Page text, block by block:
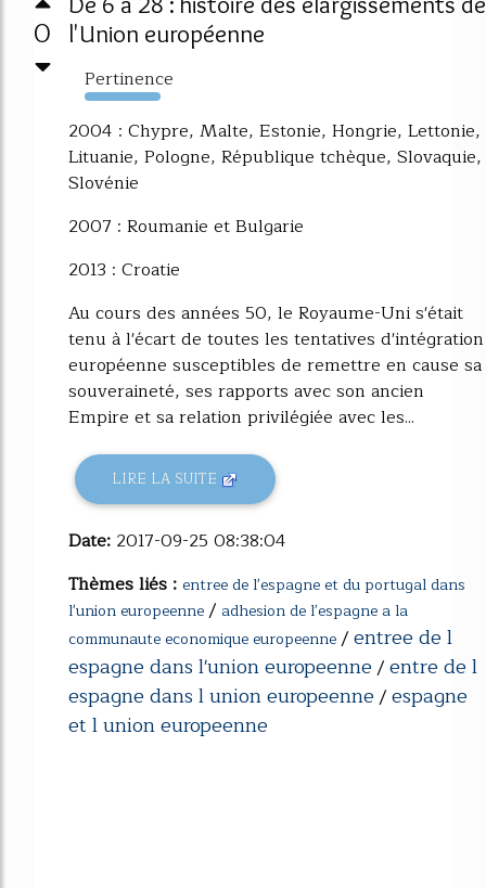
0
l'Union européenne
Pertinence
745%
2004 : Chypre, Malte, Estonie, Hongrie, Lettonie,
Lituanie, Pologne, République tchèque, Slovaquie,
Slovénie
2007 : Roumanie et Bulgarie
2013 : Croatie
Au cours des années 50, le Royaume-Uni s'était
tenu à l'écart de toutes les tentatives d'intégration
européenne susceptibles de remettre en cause sa
souveraineté, ses rapports avec son ancien
Empire et sa relation privilégiée avec les...
LIRE LA SUITE
Date: 2017-09-25 08:38:04
Thèmes liés : entree de l'espagne et du portugal dans
l'union europeenne/ adhesion de l'espagne a la
communaute economique europeenne/entree de l
espagne dans l'union europeenne/entre de l
espagne dans l union europeenne/espagne
et l union europeenne